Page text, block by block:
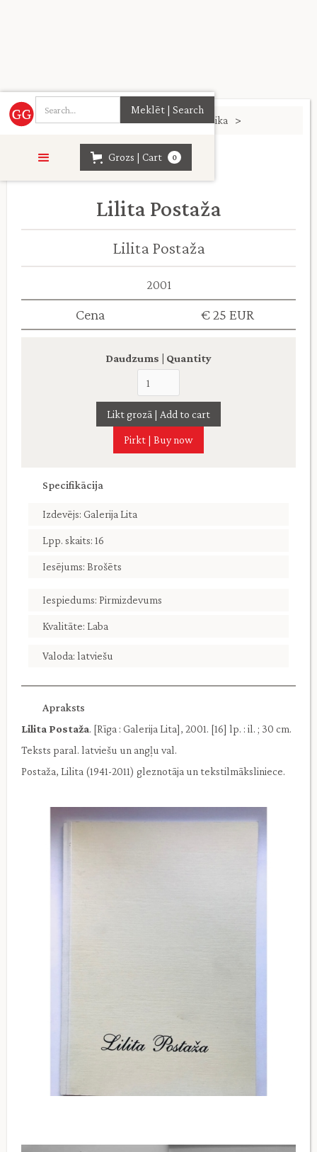
Grozs | Cart 0
Sākumlapa > Māksla. Arhitektūra. Mūzika >
Lilita Postaža
Lilita Postaža
2001
Cena € 25 EUR
Daudzums | Quantity
Pirkt | Buy now
Specifikācija
Izdevējs: Galerija Lita
Lpp. skaits: 16
Iesējums: Brošēts
Iespiedums: Pirmizdevums
Kvalitāte: Laba
Valoda: latviešu
Apraksts
Lilita Postaža. [Rīga : Galerija Lita], 2001. [16] lp. : il. ; 30 cm.
Teksts paral. latviešu un angļu val.
Postaža, Lilita (1941-2011) gleznotāja un tekstilmāksliniece.